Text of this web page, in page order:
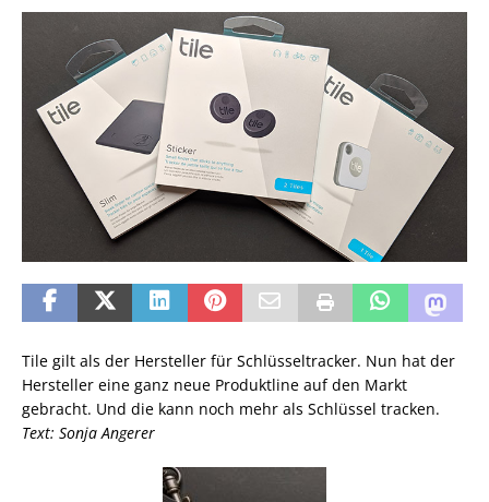
Tile gilt als der Hersteller für Schlüsseltracker. Nun hat der
Hersteller eine ganz neue Produktline auf den Markt
gebracht. Und die kann noch mehr als Schlüssel tracken.
Text: Sonja Angerer